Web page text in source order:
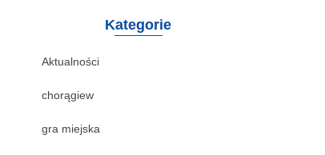
Kategorie
Aktualności
chorągiew
gra miejska